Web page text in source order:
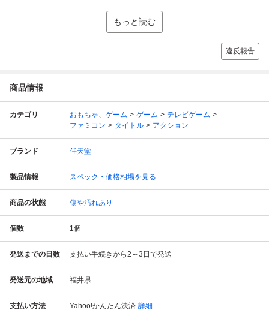
もっと読む
違反報告
商品情報
カテゴリ おもちゃ、ゲーム ゲーム
テレビゲーム
ファミコン
タイトル アクション
ブランド 任天堂
製品情報 スペック・価格相場を見る
商品の状態 傷や汚れあり
個数 1個
発送までの日数 支払い手続きから2～3日で発送
発送元の地域 福井県
支払い方法 Yahoo!かんたん決済 詳細